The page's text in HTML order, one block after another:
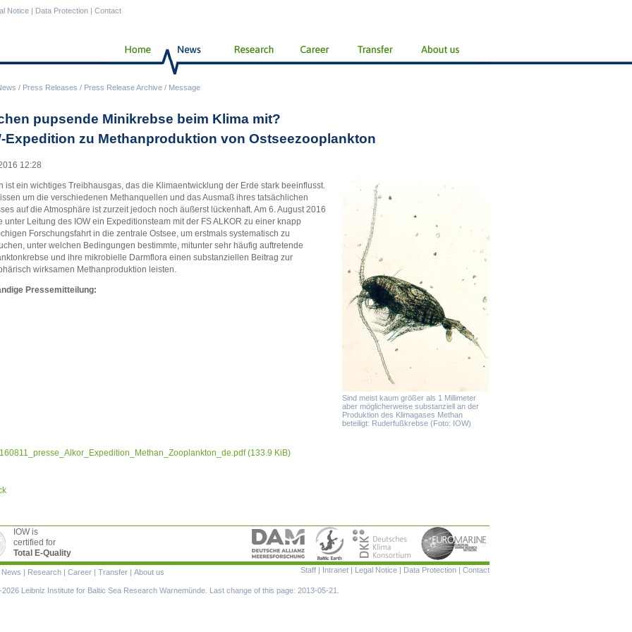
/ Press Releases / Press Release Archive / Message
Notice | Data Protection | Contact
pupsende Minikrebse beim Klima mit?
Expedition zu Methanproduktion von Ostseezooplankton
12:28
Sind meist kaum größer als 1 Millimeter
aber möglicherweise substanziell an der
Produktion des Klimagases Methan
beteiligt: Ruderfußkrebse (Foto: IOW)
ist ein wichtiges Treibhausgas, das die Klimaentwicklung der Erde stark beeinflusst.
um die verschiedenen Methanquellen und das Ausmaß ihres tatsächlichen
auf die Atmosphäre ist zurzeit jedoch noch äußerst lückenhaft. Am 6. August 2016
unter Leitung des IOW ein Expeditionsteam mit der FS ALKOR zu einer knapp
Forschungsfahrt in die zentrale Ostsee, um erstmals systematisch zu
unter welchen Bedingungen bestimmte, mitunter sehr häufig auftretende
und ihre mikrobielle Darmflora einen substanziellen Beitrag zur
wirksamen Methanproduktion leisten.
Pressemitteilung:
(133.9 KiB)
IOW is
certified for
Total E-Quality
Skip
Staff | Intranet | Legal Notice | Data Protection | Contact
News | Research | Career | Transfer | About us
Leibniz Institute for Baltic Sea Research Warnemünde. Last change of this page: 2013-05-21.